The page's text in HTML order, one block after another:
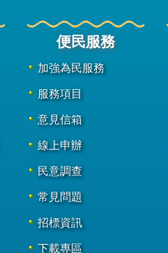
便民服務
加強為民服務
服務項目
意見信箱
線上申辦
民意調查
常見問題
招標資訊
下載專區